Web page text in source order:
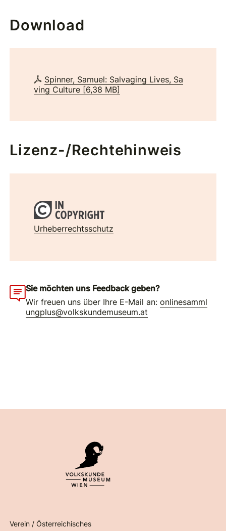
Download
Spinner, Samuel: Salvaging Lives, Sa
ving Culture [6,38 MB]
Lizenz-/Rechtehinweis
Urheberrechtsschutz
Sie möchten uns Feedback geben?
Wir freuen uns über Ihre E-Mail an:onlinesamml
ungplus@volkskundemuseum.at
Verein / Österreichisches